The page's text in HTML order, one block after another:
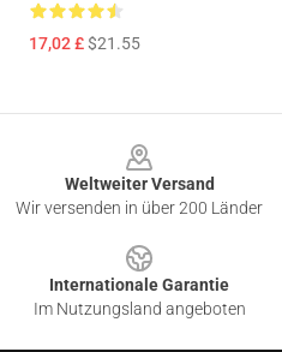
17,02 £$21.55
Weltweiter Versand
Wir versenden in über 200 Länder
Internationale Garantie
Im Nutzungsland angeboten